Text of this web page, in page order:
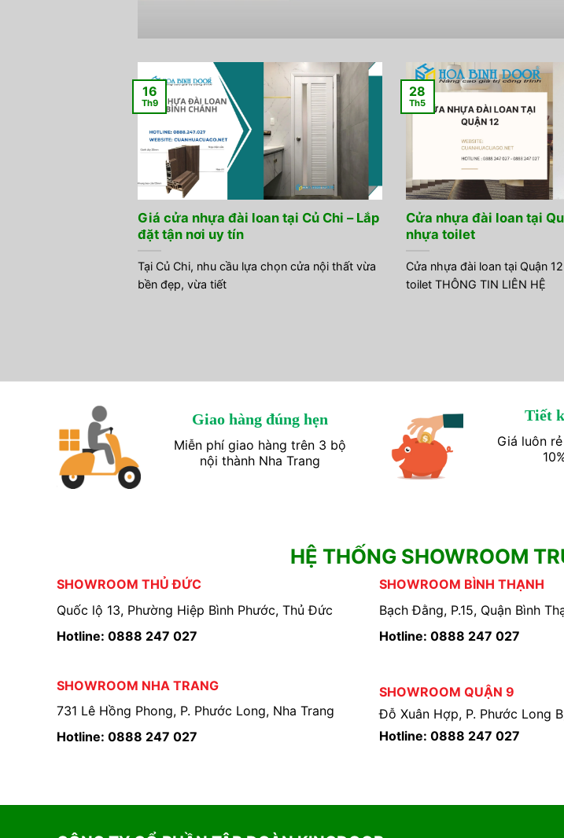
Giá cửa nhựa đài loan tại Củ Chi – Lắp
đặt tận nơi uy tín
Tại Củ Chi, nhu cầu lựa chọn cửa nội thất vừa
bền đẹp, vừa tiết
16
Th9
Cửa nhựa đài loan tại
nhựa toilet
Cửa nhựa đài loan tại Quận
toilet THÔNG TIN LIÊN HỆ
28
Th5
Giao hàng đúng hẹn
Miễn phí giao hàng trên 3 bộ
nội thành Nha Trang
Tiết
Giá luôn
HỆ THỐNG SHOWROOM
SHOWROOM THỦ ĐỨC
Quốc lộ 13, Phường Hiệp Bình Phước, Thủ Đức
Hotline: 0888 247 027
SHOWROOM BÌNH THẠNH
Bạch Đằng, P.15, Quận Bình
Hotline: 0888 247 027
SHOWROOM NHA TRANG
731 Lê Hồng Phong, P. Phước Long, Nha Trang
Hotline: 0888 247 027
SHOWROOM QUẬN 9
Đỗ Xuân Hợp, P. Phước Long
Hotline: 0888 247 027